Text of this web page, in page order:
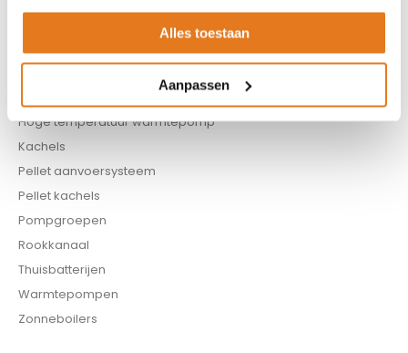
Alles toestaan
Aanpassen
CV haard
Hoge temperatuur warmtepomp
Kachels
Pellet aanvoersysteem
Pellet kachels
Pompgroepen
Rookkanaal
Thuisbatterijen
Warmtepompen
Zonneboilers